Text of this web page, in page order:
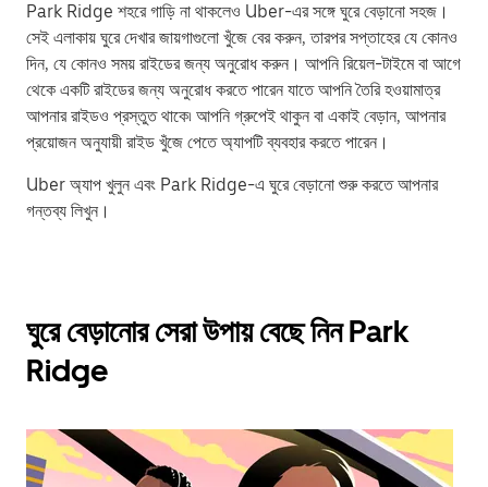
Park Ridge শহরে গাড়ি না থাকলেও Uber-এর সঙ্গে ঘুরে বেড়ানো সহজ।
সেই এলাকায় ঘুরে দেখার জায়গাগুলো খুঁজে বের করুন, তারপর সপ্তাহের যে কোনও
দিন, যে কোনও সময় রাইডের জন্য অনুরোধ করুন। আপনি রিয়েল-টাইমে বা আগে
থেকে একটি রাইডের জন্য অনুরোধ করতে পারেন যাতে আপনি তৈরি হওয়ামাত্র
আপনার রাইডও প্রস্তুত থাকে৷ আপনি গ্রুপেই থাকুন বা একাই বেড়ান, আপনার
প্রয়োজন অনুযায়ী রাইড খুঁজে পেতে অ্যাপটি ব্যবহার করতে পারেন।
Uber অ্যাপ খুলুন এবং Park Ridge-এ ঘুরে বেড়ানো শুরু করতে আপনার
গন্তব্য লিখুন।
ঘুরে বেড়ানোর সেরা উপায় বেছে নিন Park
Ridge